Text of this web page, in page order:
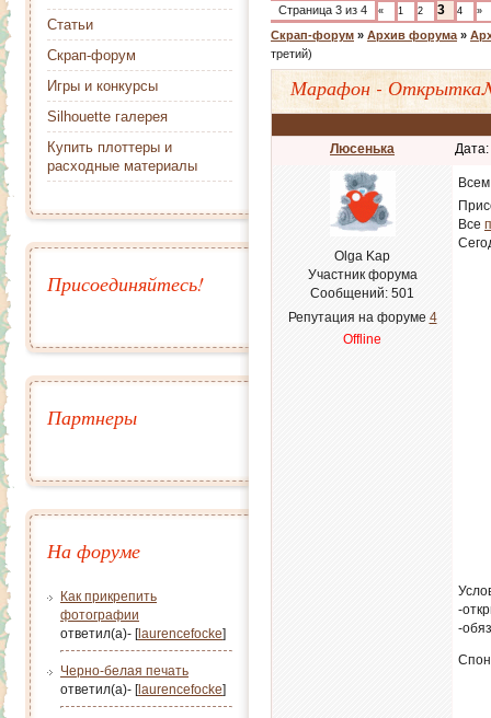
Статьи
Скрап-форум
Игры и конкурсы
Silhouette галерея
Купить плоттеры и
расходные материалы
Присоединяйтесь!
Партнеры
На форуме
Как прикрепить
фотографии
ответил(а)- [laurencefocke]
Черно-белая печать
ответил(а)- [laurencefocke]
Страница 3 из 4 « 1 2 3 4 »
Скрап-форум » Архив форума »
третий)
Марафон -
Люсенька
Olga Kap
Участник форума
Сообщений: 501
Репутация на форуме 4
Offline
Все
-
-